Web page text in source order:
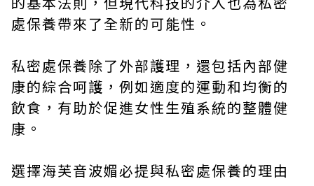
處保養帶來了全新的可能性。
私密處保養除了外部護理，還包括內部健
康的綜合呵護，例如適度的運動和均衡的
飲食，有助於促進女性生殖系統的整體健
康。
選擇海芙音波媚必提與私密處保養的理由